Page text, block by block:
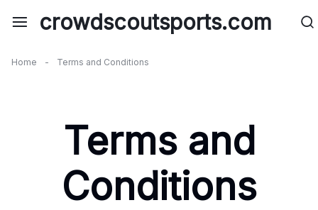
crowdscoutsports.com
Home - Terms and Conditions
Terms and
Conditions